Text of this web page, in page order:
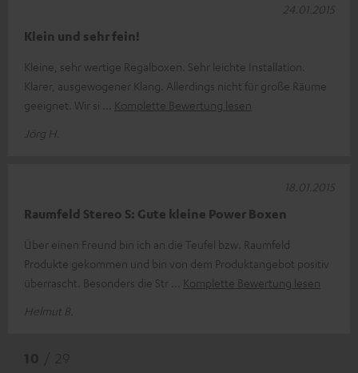
Klein und sehr fein!
Kleine, sehr wertige Regalboxen. Sehr leichte Installation.
Klarer, ausgewogener Klang. Allerdings nicht für große Räume
geeignet. Wir si
Komplette Bewertung lesen
Jörg H.
24.01.2015
Raumfeld Stereo S: Gute kleine Power Boxen
Über einen Freund bin ich an die Teufel bzw. Raumfeld
Produkte gekommen und bin von dem Produktangebot positiv
überrascht. Besonders die Str
Komplette Bewertung lesen
Helmut B.
18.01.2015